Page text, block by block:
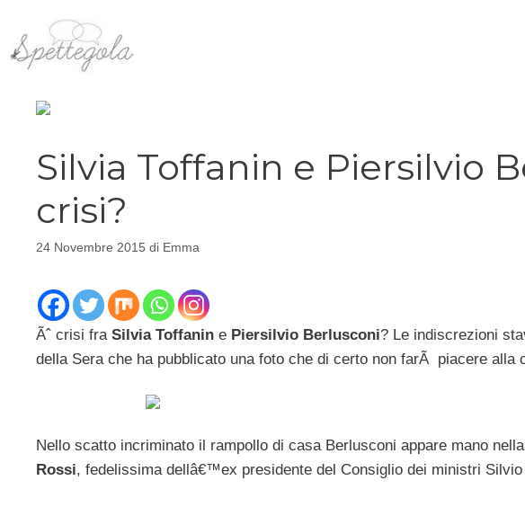
contenuto
Silvia Toffanin e Piersilvio
crisi?
24 Novembre 2015 di Emma
Ãˆ crisi fra Silvia Toffanin e Piersilvio Berlusconi? Le indiscrezioni
della Sera che ha pubblicato una foto che di certo non farÃ piacere alla
Nello scatto incriminato il rampollo di casa Berlusconi appare mano
Rossi, fedelissima dellâ€™ex presidente del Consiglio dei ministri